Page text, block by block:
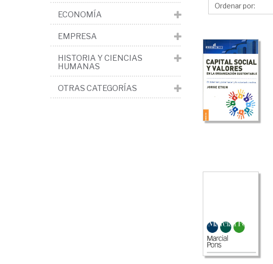
ECONOMÍA
EMPRESA
HISTORIA Y CIENCIAS
HUMANAS
OTRAS CATEGORÍAS